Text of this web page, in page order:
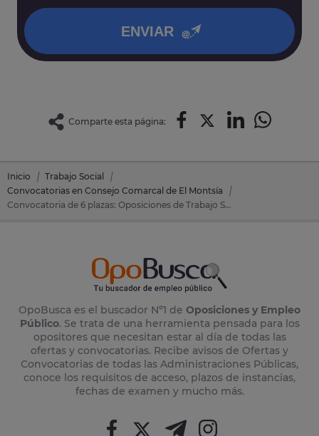
ENVIAR
Comparte esta página:
Inicio
Trabajo Social
Convocatorias en Consejo Comarcal de El Montsía
Convocatoria de 6 plazas: Oposiciones de Trabajo Social en Consejo Comarcal de El Montsía (Tarragona)
OpoBusca es el buscador Nº1 de Oposiciones y Empleo
Público. Se trata de una herramienta pensada para los
opositores que necesitan estar al día de todas las
ofertas y convocatorias. Recibe avisos de Ofertas y
Convocatorias de todas las Administraciones Públicas,
conoce los requisitos de acceso, plazos de instancias,
fechas de examen y mucho más.